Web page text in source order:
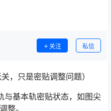
关注 私信
，只是密贴调整问题）
与基本轨密贴状态，如图尖
整。